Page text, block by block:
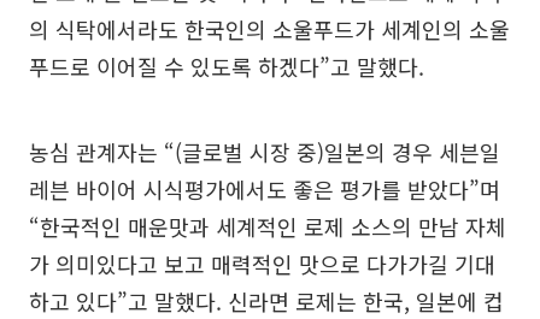
의 식탁에서라도 한국인의 소울푸드가 세계인의 소울
푸드로 이어질 수 있도록 하겠다”고 말했다.
농심 관계자는 “(글로벌 시장 중)일본의 경우 세븐일
레븐 바이어 시식평가에서도 좋은 평가를 받았다”며
“한국적인 매운맛과 세계적인 로제 소스의 만남 자체
가 의미있다고 보고 매력적인 맛으로 다가가길 기대
하고 있다”고 말했다. 신라면 로제는 한국, 일본에 컵